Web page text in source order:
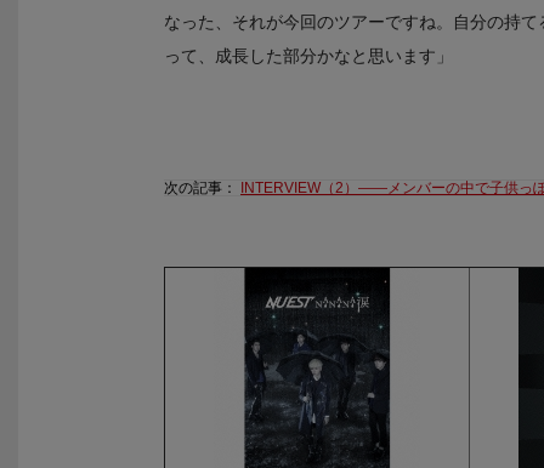
なった、それが今回のツアーですね。自分の持
って、成長した部分かなと思います」
次の記事： INTERVIEW（2）――メンバーの中で子供